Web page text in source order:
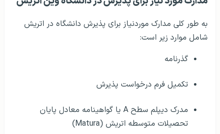
تکمیل فرم درخواست پذیرش
تحصیلات متوسطه اتریش (Matura)
گواهی صلاحیت تحصیل در رشته مورد نظر در کشور
مدرک زبان آلمانی (برای تحصیل به زبان آلمانی)